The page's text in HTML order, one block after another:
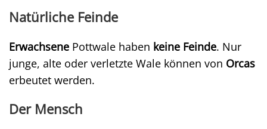
Natürliche Feinde
Erwachsene Pottwale haben keine Feinde. Nur
junge, alte oder verletzte Wale können von Orcas
erbeutet werden.
Der Mensch